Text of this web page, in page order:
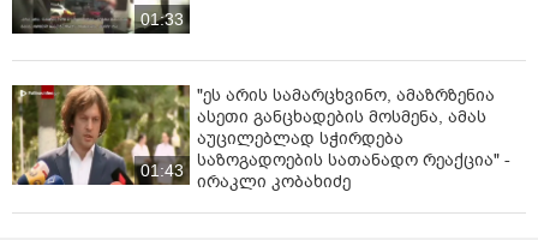
01:33
01:43
"ეს არის სამარცხვინო, ამაზრზენია
ასეთი განცხადების მოსმენა, ამას
აუცილებლად სჭირდება
საზოგადოების სათანადო რეაქცია" -
ირაკლი კობახიძე